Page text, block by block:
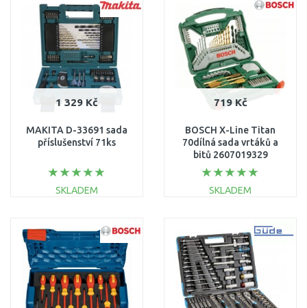
Porovnat Porovnat
1 329 Kč
MAKITA D-33691 sada
příslušenství 71ks
SKLADEM
Porovnat
719 Kč
BOSCH X-Line Titan
70dílná sada vrtáků a
bitů 2607019329
SKLADEM
Porovnat